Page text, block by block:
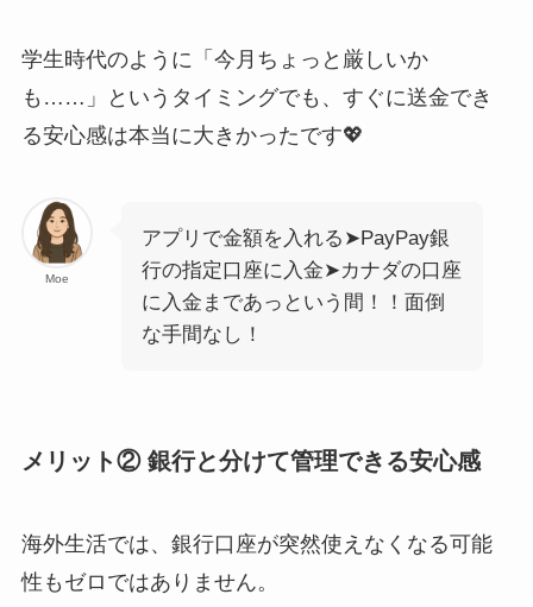
学生時代のように「今月ちょっと厳しいか
も……」というタイミングでも、すぐに送金でき
る安心感は本当に大きかったです💖
Moe
アプリで金額を入れる➤PayPay銀
行の指定口座に入金➤カナダの口座
に入金まであっという間！！面倒
な手間なし！
メリット② 銀行と分けて管理できる安心感
海外生活では、銀行口座が突然使えなくなる可能
性もゼロではありません。